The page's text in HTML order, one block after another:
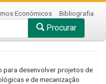
Económicos Bibliografia
Procurar
para desenvolver projetos de
e de mecanização